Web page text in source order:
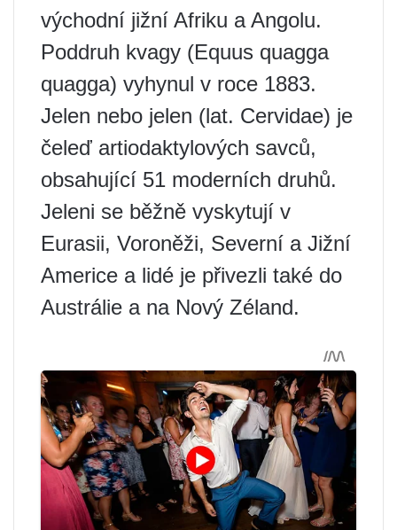
východní jižní Afriku a Angolu.
Poddruh kvagy (Equus quagga
quagga) vyhynul v roce 1883.
Jelen nebo jelen (lat. Cervidae) je
čeleď artiodaktylových savců,
obsahující 51 moderních druhů.
Jeleni se běžně vyskytují v
Eurasii, Voroněži, Severní a Jižní
Americe a lidé je přivezli také do
Austrálie a na Nový Zéland.